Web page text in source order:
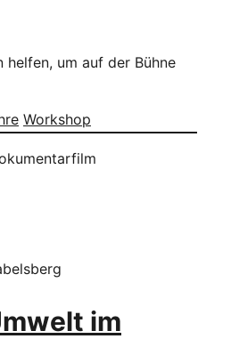
helfen, um auf der Bühne
Workshop
im